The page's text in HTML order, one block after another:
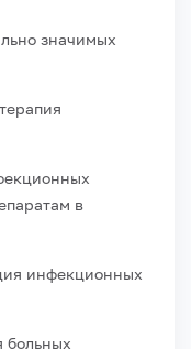
значимых
в
инфекционных
больных